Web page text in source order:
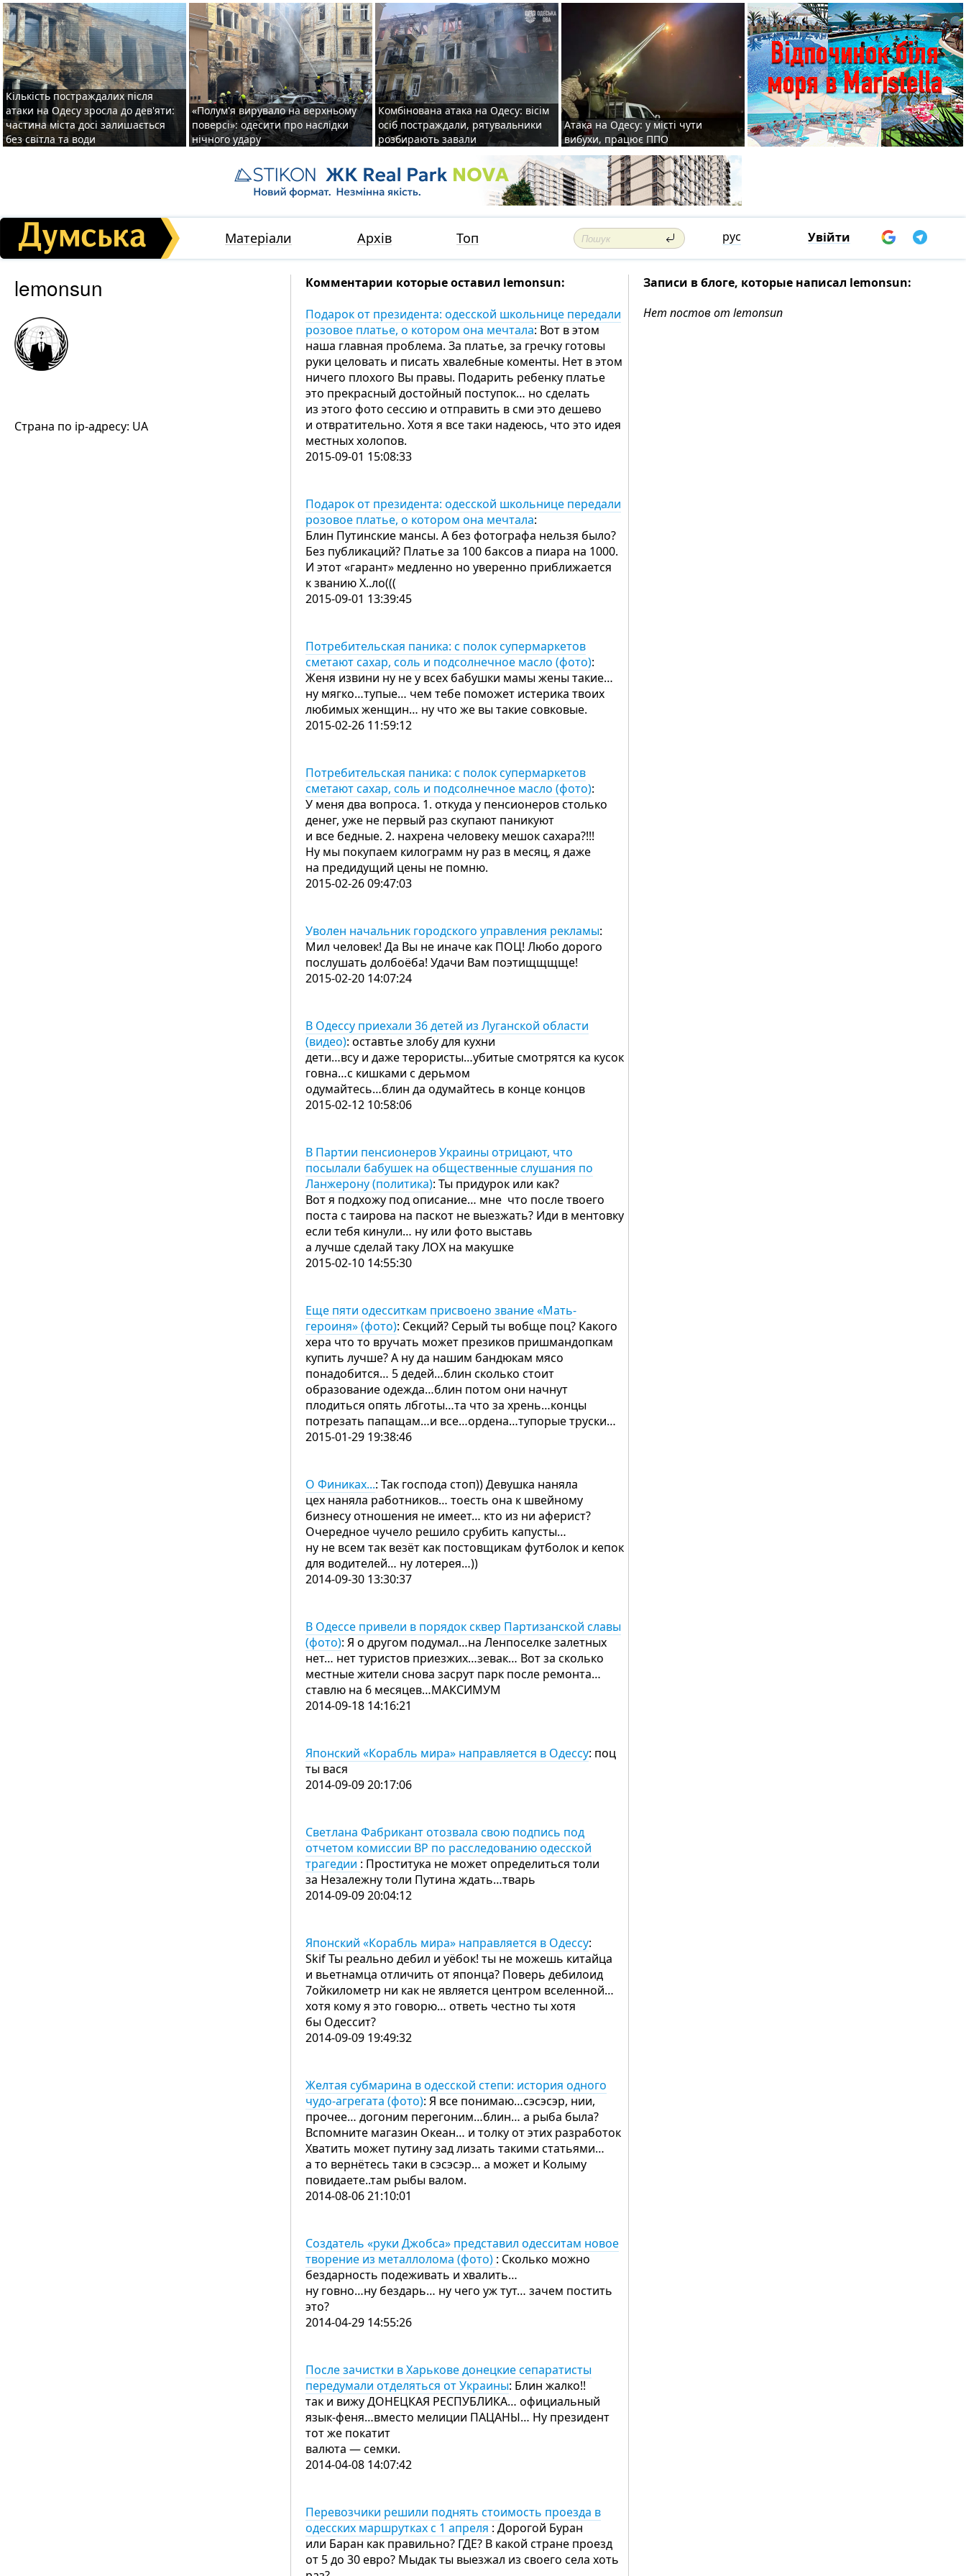
Кількість постраждалих після
атаки на Одесу зросла до дев'яти:
частина міста досі залишається
без світла та води
«Полум'я вирувало на верхньому
поверсі»: одесити про наслідки
нічного удару
Комбінована атака на Одесу: вісім
осіб постраждали, рятувальники
розбирають завали
Атака на Одесу: у місті чути
вибухи, працює ППО
Матеріали Архів Топ рус Увійти
lemonsun
Страна по ip-адресу: UA
Комментарии которые оставил lemonsun:
Подарок от президента: одесской школьнице передали
розовое платье, о котором она мечтала: Вот в этом
наша главная проблема. За платье, за гречку готовы
руки целовать и писать хвалебные коменты. Нет в этом
ничего плохого Вы правы. Подарить ребенку платье
это прекрасный достойный поступок… но сделать
из этого фото сессию и отправить в сми это дешево
и отвратительно. Хотя я все таки надеюсь, что это идея
местных холопов.
2015-09-01 15:08:33
Подарок от президента: одесской школьнице передали
розовое платье, о котором она мечтала:
Блин Путинские мансы. А без фотографа нельзя было?
Без публикаций? Платье за 100 баксов а пиара на 1000.
И этот «гарант» медленно но уверенно приближается
к званию Х..ло(((
2015-09-01 13:39:45
Потребительская паника: с полок супермаркетов
сметают сахар, соль и подсолнечное масло (фото):
Женя извини ну не у всех бабушки мамы жены такие…
ну мягко…тупые… чем тебе поможет истерика твоих
любимых женщин… ну что же вы такие совковые.
2015-02-26 11:59:12
Потребительская паника: с полок супермаркетов
сметают сахар, соль и подсолнечное масло (фото):
У меня два вопроса. 1. откуда у пенсионеров столько
денег, уже не первый раз скупают паникуют
и все бедные. 2. нахрена человеку мешок сахара?!!!
Ну мы покупаем килограмм ну раз в месяц, я даже
на предидущий цены не помню.
2015-02-26 09:47:03
Уволен начальник городского управления рекламы:
Мил человек! Да Вы не иначе как ПОЦ! Любо дорого
послушать долбоёба! Удачи Вам поэтищщщще!
2015-02-20 14:07:24
В Одессу приехали 36 детей из Луганской области
(видео): оставтье злобу для кухни
дети…всу и даже терористы…убитые смотрятся ка кусок
говна…с кишками с дерьмом
одумайтесь…блин да одумайтесь в конце концов
2015-02-12 10:58:06
В Партии пенсионеров Украины отрицают, что
посылали бабушек на общественные слушания по
Ланжерону (политика): Ты придурок или как?
Вот я подхожу под описание… мне что после твоего
поста с таирова на паскот не выезжать? Иди в ментовку
если тебя кинули… ну или фото выставь
а лучше сделай таку ЛОХ на макушке
2015-02-10 14:55:30
Еще пяти одесситкам присвоено звание «Мать-
героиня» (фото): Секций? Серый ты вобще поц? Какого
хера что то вручать может презиков пришмандопкам
купить лучше? А ну да нашим бандюкам мясо
понадобится… 5 дедей…блин сколько стоит
образование одежда…блин потом они начнут
плодиться опять лбготы…та что за хрень…концы
потрезать папащам…и все…ордена…тупорые труски…
2015-01-29 19:38:46
О Финиках...: Так господа стоп)) Девушка наняла
цех наняла работников… тоесть она к швейному
бизнесу отношения не имеет… кто из ни аферист?
Очередное чучело решило срубить капусты…
ну не всем так везёт как постовщикам футболок и кепок
для водителей… ну лотерея…))
2014-09-30 13:30:37
В Одессе привели в порядок сквер Партизанской славы
(фото): Я о другом подумал…на Ленпоселке залетных
нет… нет туристов приезжих…зевак… Вот за сколько
местные жители снова засрут парк после ремонта…
ставлю на 6 месяцев…МАКСИМУМ
2014-09-18 14:16:21
Японский «Корабль мира» направляется в Одессу: поц
ты вася
2014-09-09 20:17:06
Светлана Фабрикант отозвала свою подпись под
отчетом комиссии ВР по расследованию одесской
трагедии : Проститука не может определиться толи
за Незалежну толи Путина ждать…тварь
2014-09-09 20:04:12
Японский «Корабль мира» направляется в Одессу:
Skif Ты реально дебил и уёбок! ты не можешь китайца
и вьетнамца отличить от японца? Поверь дебилоид
7ойкилометр ни как не является центром вселенной…
хотя кому я это говорю… ответь честно ты хотя
бы Одессит?
2014-09-09 19:49:32
Желтая субмарина в одесской степи: история одного
чудо-агрегата (фото): Я все понимаю…сэсэсэр, нии,
прочее… догоним перегоним…блин… а рыба была?
Вспомните магазин Океан… и толку от этих разработок
Хватить может путину зад лизать такими статьями…
а то вернётесь таки в сэсэсэр… а может и Колыму
повидаете..там рыбы валом.
2014-08-06 21:10:01
Создатель «руки Джобса» представил одесситам новое
творение из металлолома (фото) : Сколько можно
бездарность подеживать и хвалить…
ну говно…ну бездарь… ну чего уж тут… зачем постить
это?
2014-04-29 14:55:26
После зачистки в Харькове донецкие сепаратисты
передумали отделяться от Украины: Блин жалко!!
так и вижу ДОНЕЦКАЯ РЕСПУБЛИКА… официальный
язык-феня…вместо мелиции ПАЦАНЫ… Ну президент
тот же покатит
валюта — семки.
2014-04-08 14:07:42
Перевозчики решили поднять стоимость проезда в
одесских маршрутках с 1 апреля : Дорогой Буран
или Баран как правильно? ГДЕ? В какой стране проезд
от 5 до 30 евро? Мыдак ты выезжал из своего села хоть
Записи в блоге, которые написал lemonsun:
Нет постов от lemonsun